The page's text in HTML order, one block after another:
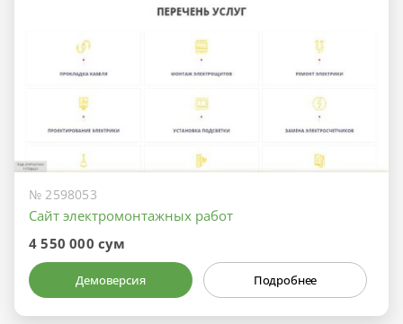
№ 2598053
Сайт электромонтажных работ
4 550 000 сум
Демоверсия Подробнее